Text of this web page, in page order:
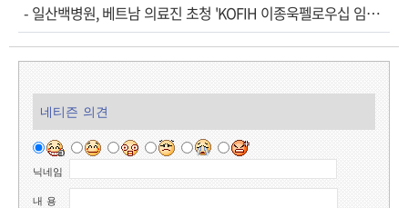
- 일산백병원, 베트남 의료진 초청 'KOFIH 이종욱펠로우십 임상연수' 시작
네티즌 의견
닉네임
내 용